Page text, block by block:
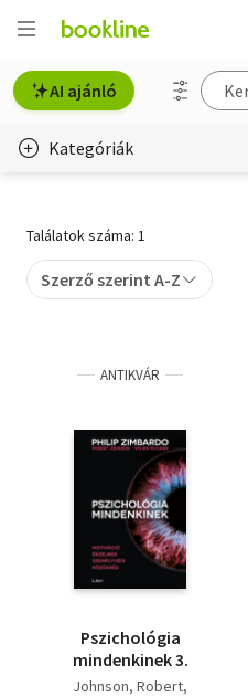
AI ajánló
Kategóriák
Gyermek- és ifjúsági
Művészet
Szótár, nyelvkönyv
Tankönyv, segédkönyv
Társadalomtudomány
Természettudomány
Találatok száma: 1
Szerző szerint A-Z
ANTIKVÁR
Pszichológia
mindenkinek 3.
Johnson, Robert